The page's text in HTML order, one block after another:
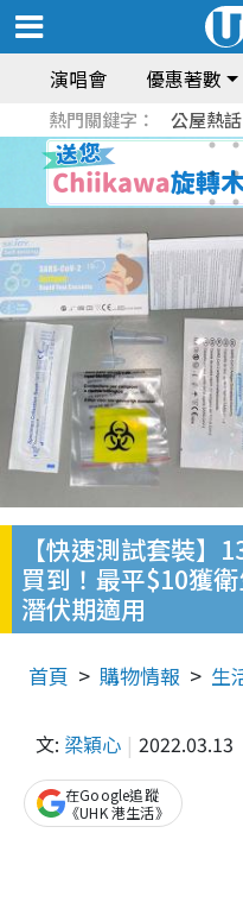
演唱會 優惠著數
熱門關鍵字： 公屋熱話
【快速測試套裝】
買到！最平$10獲
潛伏期適用
首頁 購物情報 生
文: 梁穎心 2022.03.13
在Google追蹤
《UHK 港生活》